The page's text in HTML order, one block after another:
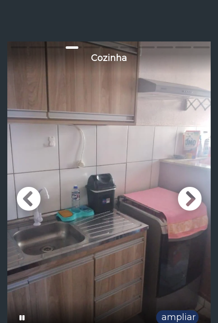
Cozinha
ampliar